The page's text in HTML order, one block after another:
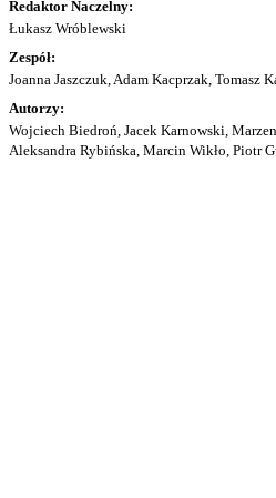
Redaktor Naczelny:
Łukasz Wróblewski
Zespół:
Joanna Jaszczuk, Adam Kacprzak,
Autorzy:
Wojciech Biedroń, Jacek Karnowski,
Aleksandra Rybińska, Marcin Wikło, Piotr